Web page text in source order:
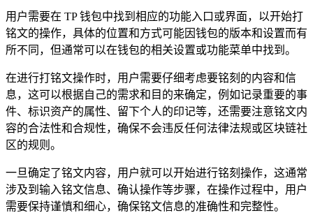
用户需要在 TP 钱包中找到相应的功能入口或界面，以开始打
铭文的操作，具体的位置和方式可能因钱包的版本和设置而有
所不同，但通常可以在钱包的相关设置或功能菜单中找到。
在进行打铭文操作时，用户需要仔细考虑要铭刻的内容和信
息，这可以根据自己的需求和目的来确定，例如记录重要的事
件、标识资产的属性、留下个人的印记等，还需要注意铭文内
容的合法性和合规性，确保不会违反任何法律法规或区块链社
区的规则。
一旦确定了铭文内容，用户就可以开始进行铭刻操作，这通常
涉及到输入铭文信息、确认操作等步骤，在操作过程中，用户
需要保持谨慎和细心，确保铭文信息的准确性和完整性。